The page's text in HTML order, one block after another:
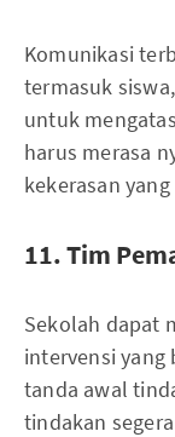
Komunikasi
termasuk
untuk
harus merasa
kekerasan
11. Tim
Sekolah dapat
intervensi
tanda awal
tindakan